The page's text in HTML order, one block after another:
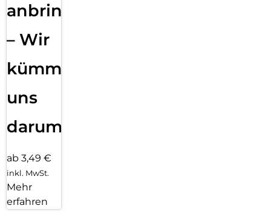
anbringen
– Wir
kümmern
uns
darum!
ab 3,49 €
inkl. MwSt.
Mehr
erfahren